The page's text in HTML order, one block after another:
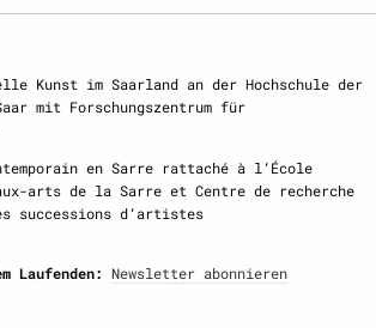
Kunst im Saarland an der Hochschule der
mit Forschungszentrum für
en Sarre rattaché à l‘École
arts de la Sarre et Centre de recherche
successions d‘artistes
Laufenden: Newsletter abonnieren